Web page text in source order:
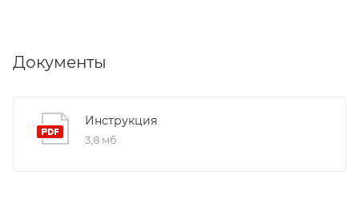
Документы
Инструкция
3,8 мб